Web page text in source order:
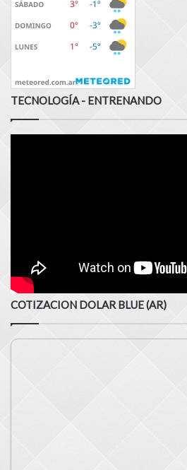
TECNOLOGÍA - ENTRENANDO
COTIZACION DOLAR BLUE (AR)